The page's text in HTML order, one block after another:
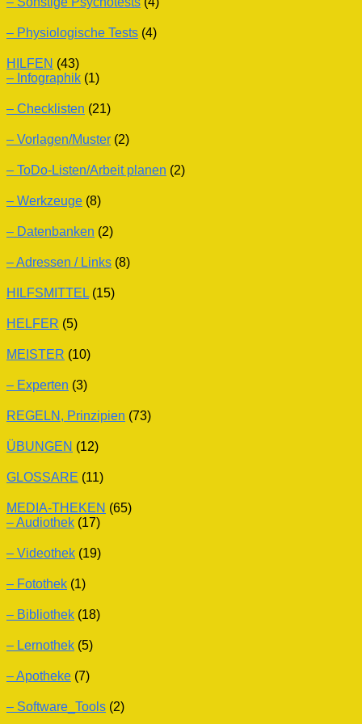
– Physiologische Tests (4)
HILFEN (43)
– Infographik (1)
– Checklisten (21)
– Vorlagen/Muster (2)
– ToDo-Listen/Arbeit planen (2)
– Werkzeuge (8)
– Datenbanken (2)
– Adressen / Links (8)
HILFSMITTEL (15)
HELFER (5)
MEISTER (10)
– Experten (3)
REGELN, Prinzipien (73)
ÜBUNGEN (12)
GLOSSARE (11)
MEDIA-THEKEN (65)
– Audiothek (17)
– Videothek (19)
– Fotothek (1)
– Bibliothek (18)
– Lernothek (5)
– Apotheke (7)
– Software_Tools (2)